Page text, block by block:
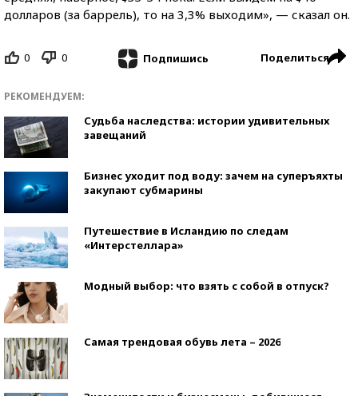
долларов (за баррель), то на 3,3% выходим», — сказал он.
0 0 Подпишись Поделиться
РЕКОМЕНДУЕМ:
Судьба наследства: истории удивительных
завещаний
Бизнес уходит под воду: зачем на суперъяхты
закупают субмарины
Путешествие в Исландию по следам
«Интерстеллара»
Модный выбор: что взять с собой в отпуск?
Самая трендовая обувь лета – 2026